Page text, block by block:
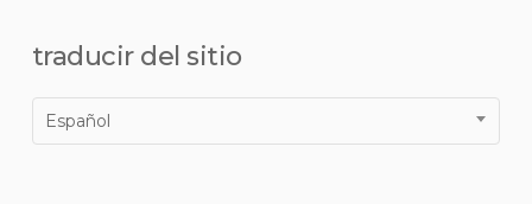
traducir del sitio
Español